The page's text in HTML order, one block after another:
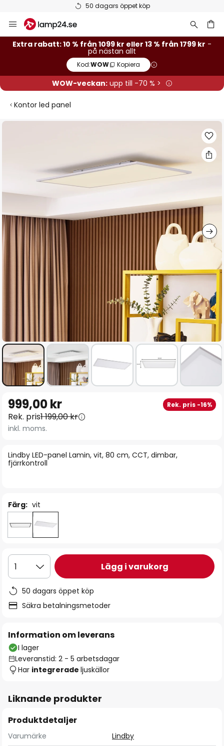
Betygsatt som 'Bra' på Trustpilot
Hoppa
till
innehållet
Extra rabatt: 10 % från 1099 kr eller 13 % från 1799 kr -
på nästan allt
Kod:WOW Kopiera
WOW-veckan:upp till -70 % >
Kontor led panel
Hoppa
bildgalleriet
till
början
av
Lindby LED-panel Lamin, vit, 80 cm, CCT, dimbar,
fjärrkontroll
999,00 kr Rek. pris -16%
Rek. pris1 199,00 kr
inkl. moms.
Färg: vit
1 Lägg i varukorg
50 dagars öppet köp
Säkra betalningsmetoder
Information om leverans
I lager
Leveranstid: 2 - 5 arbetsdagar
Har integrerade ljuskällor
Liknande produkter
Produktdetaljer
Varumärke
Lindby